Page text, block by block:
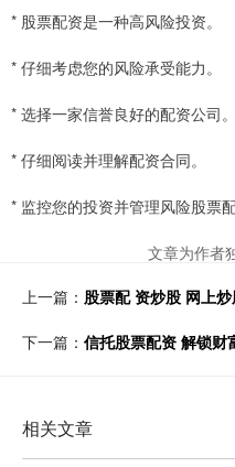
* 股票配资是一种高风险投资。
* 仔细考虑您的风险承受能力。
* 选择一家信誉良好的配资公司。
* 仔细阅读并理解配资合同。
* 监控您的投资并管理风险股票配
文章为作者
上一篇： 股票配 资炒股 网上
下一篇： 信托股票配资 解锁财
相关文章